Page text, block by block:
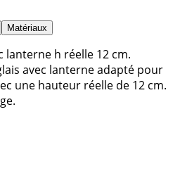
Matériaux
lanterne h réelle 12 cm.
avec lanterne adapté pour
une hauteur réelle de 12 cm.